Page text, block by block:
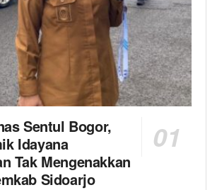
Sentul Bogor,
Idayana
Tak Mengenakkan
Sidoarjo